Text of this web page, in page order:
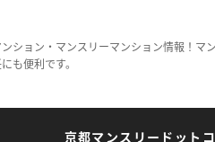
ション・マンスリーマンション情報！
も便利です。
京都マンスリードット